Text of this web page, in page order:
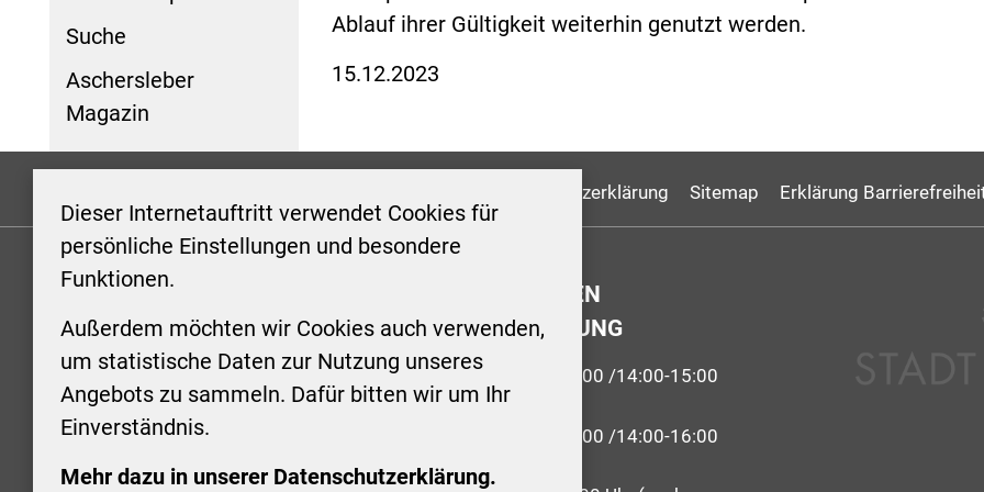
Dieser Internetauftritt verwendet Cookies für
persönliche Einstellungen und besondere
Funktionen.
Außerdem möchten wir Cookies auch verwenden,
um statistische Daten zur Nutzung unseres
Angebots zu sammeln. Dafür bitten wir um Ihr
Einverständnis.
Mehr dazu in unserer Datenschutzerklärung.
Suche
Aschersleber
Magazin
Ablauf ihrer Gültigkeit weiterhin genutzt werden.
15.12.2023
Datenschutzerklärung Sitemap Erklärung
KONTAKT
Stadt Aschersleben
Markt 1
06449 Aschersleben
+49 3473 958-0
ÖFFNUNGSZEITEN
STADTVERWALTUNG
Montag: 09:00-12:00 /14:00-15:00
Uhr
Dienstag: 09:00-12:00 /14:00-16:00
Uhr